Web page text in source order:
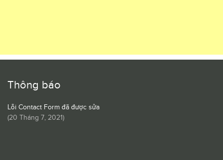
Thông báo
Lỗi Contact Form đã được sửa
(20 Tháng 7, 2021)